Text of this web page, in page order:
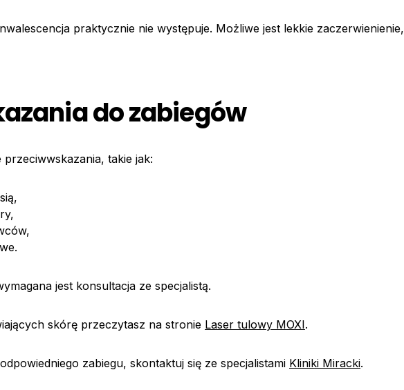
praktycznie nie występuje. Możliwe jest lekkie zaczerwienienie,
do zabiegów
takie jak:
jest konsultacja ze specjalistą.
skórę przeczytasz na stronie Laser tulowy MOXI.
zabiegu, skontaktuj się ze specjalistami Kliniki Miracki.